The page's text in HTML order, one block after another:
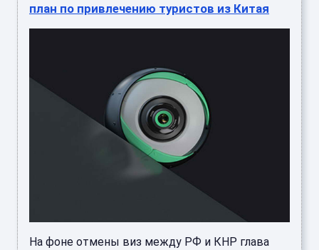
план по привлечению туристов из Китая
На фоне отмены виз между РФ и КНР глава